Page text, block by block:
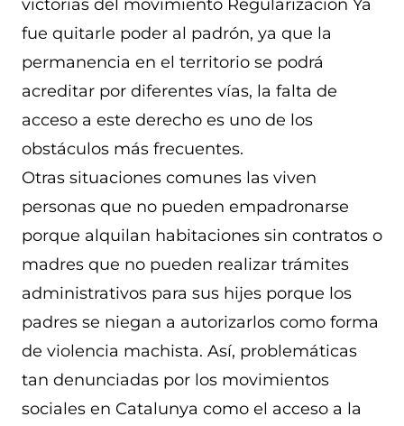
victorias del movimiento Regularización Ya
fue quitarle poder al padrón, ya que la
permanencia en el territorio se podrá
acreditar por diferentes vías, la falta de
acceso a este derecho es uno de los
obstáculos más frecuentes.
Otras situaciones comunes las viven
personas que no pueden empadronarse
porque alquilan habitaciones sin contratos o
madres que no pueden realizar trámites
administrativos para sus hijes porque los
padres se niegan a autorizarlos como forma
de violencia machista. Así, problemáticas
tan denunciadas por los movimientos
sociales en Catalunya como el acceso a la